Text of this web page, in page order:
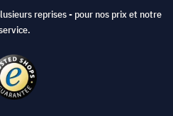
reprises - pour nos prix et notre